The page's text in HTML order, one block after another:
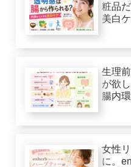
粧品
美白
生理
が欲
腸内
女性
に。